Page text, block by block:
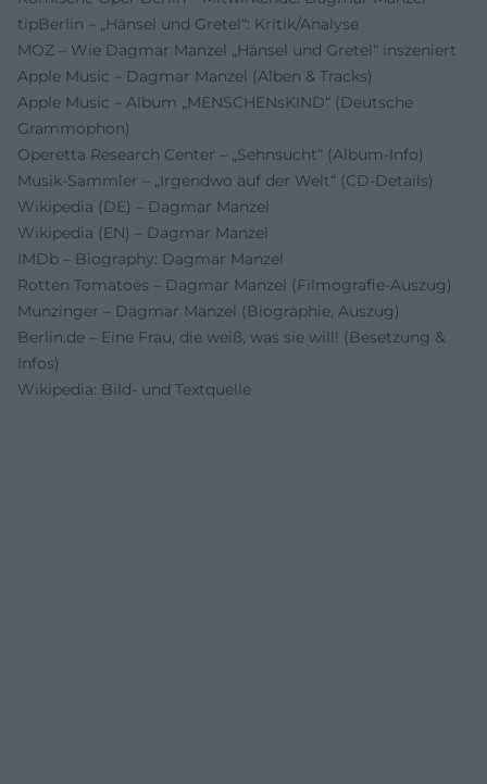
tipBerlin – „Hänsel und Gretel“: Kritik/Analyse
MOZ – Wie Dagmar Manzel „Hänsel und Gretel“ inszeniert
Apple Music – Dagmar Manzel (Alben & Tracks)
Apple Music – Album „MENSCHENsKIND“ (Deutsche
Grammophon)
Operetta Research Center – „Sehnsucht“ (Album-Info)
Musik-Sammler – „Irgendwo auf der Welt“ (CD-Details)
Wikipedia (DE) – Dagmar Manzel
Wikipedia (EN) – Dagmar Manzel
IMDb – Biography: Dagmar Manzel
Rotten Tomatoes – Dagmar Manzel (Filmografie-Auszug)
Munzinger – Dagmar Manzel (Biographie, Auszug)
Berlin.de – Eine Frau, die weiß, was sie will! (Besetzung &
Infos)
Wikipedia: Bild- und Textquelle